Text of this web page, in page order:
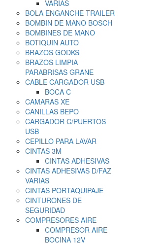
VARIAS
BOLA ENGANCHE TRAILER
BOMBIN DE MANO BOSCH
BOMBINES DE MANO
BOTIQUIN AUTO
BRAZOS GODKS
BRAZOS LIMPIA
PARABRISAS GRANE
CABLE CARGADOR USB
BOCA C
CAMARAS XE
CANILLAS BEPO
CARGADOR C/PUERTOS
USB
CEPILLO PARA LAVAR
CINTAS 3M
CINTAS ADHESIVAS
CINTAS ADHESIVAS D/FAZ
VARIAS
CINTAS PORTAQUIPAJE
CINTURONES DE
SEGURIDAD
COMPRESORES AIRE
COMPRESOR AIRE
BOCINA 12V